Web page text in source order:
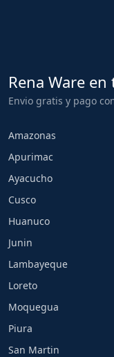
Rena Ware
Envio gratis y pago
Amazonas
Apurimac
Ayacucho
Cusco
Huanuco
Junin
Lambayeque
Loreto
Moquegua
Piura
San Martin